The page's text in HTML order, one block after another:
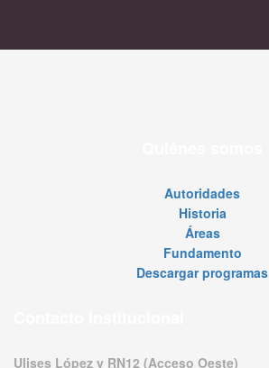
Autoridades
Historia
Áreas
Fundamento
Descargar programas
Ulises López y RN12 (Acceso Oeste)